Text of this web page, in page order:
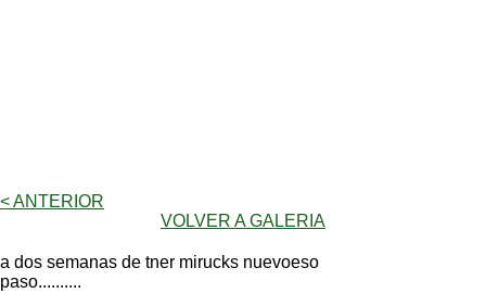
< ANTERIOR
VOLVER A GALERIA
a dos semanas de tner mirucks nuevoeso
paso..........